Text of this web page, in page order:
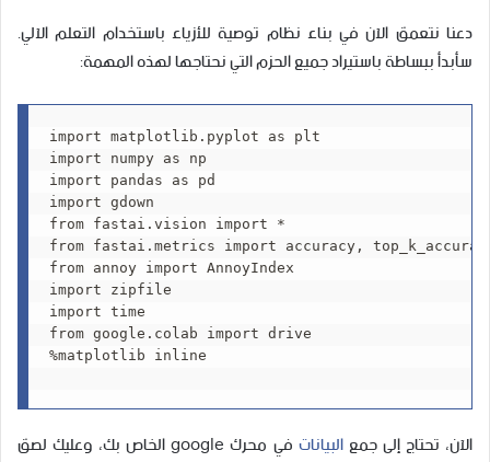
دعنا نتعمق الآن في بناء نظام توصية للأزياء باستخدام التعلم الآلي.
سأبدأ ببساطة باستيراد جميع الحزم التي نحتاجها لهذه المهمة:
import matplotlib.pyplot as plt
import numpy as np
import pandas as pd
import gdown
from fastai.vision import *
from fastai.metrics import accuracy,
from annoy import AnnoyIndex
import zipfile
import time
from google.colab import drive
%matplotlib inline
الآن، تحتاج إلى جمعالبيانات في محرك google الخاص بك، وعليك لصق